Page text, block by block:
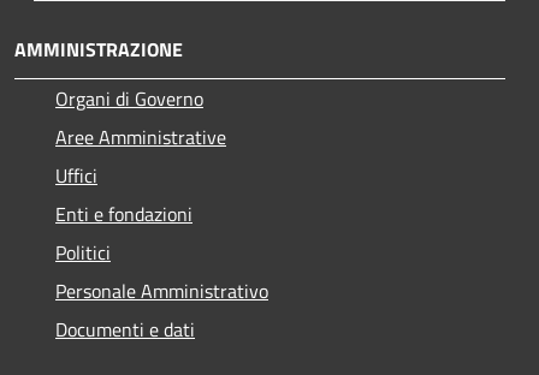
AMMINISTRAZIONE
Organi di Governo
Aree Amministrative
Uffici
Enti e fondazioni
Politici
Personale Amministrativo
Documenti e dati